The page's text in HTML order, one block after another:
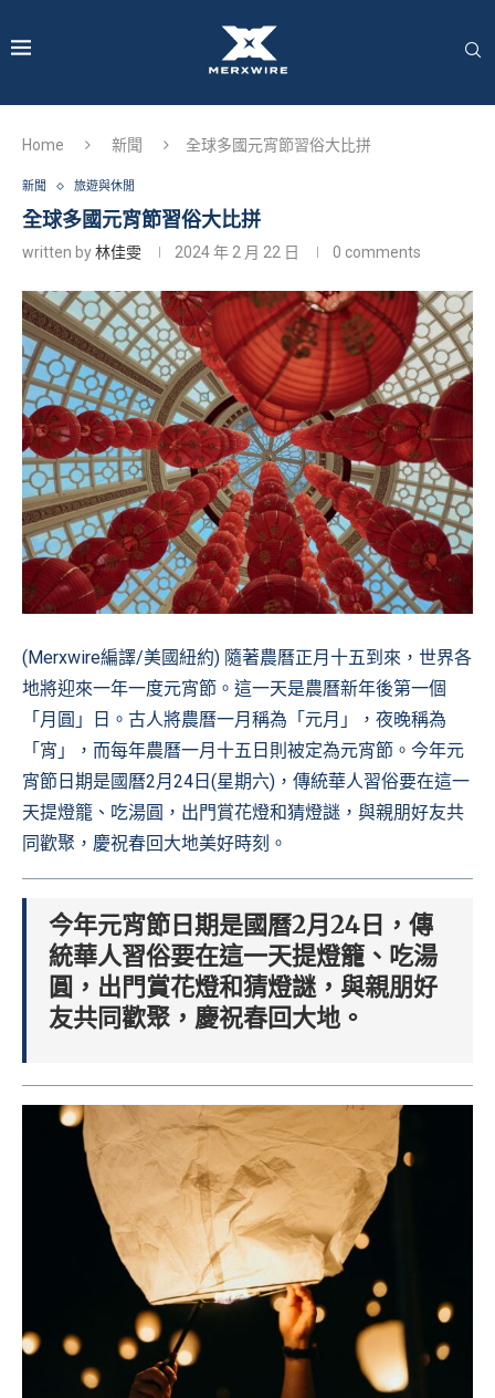
Home 新聞 全球多國元宵節習俗大比拼
新聞 旅遊與休閒
全球多國元宵節習俗大比拼
written by林佳雯 2024 年 2 月 22 日 0 comments
(Merxwire編譯/美國紐約) 隨著農曆正月十五到來，世界各
地將迎來一年一度元宵節。這一天是農曆新年後第一個
「月圓」日。古人將農曆一月稱為「元月」，夜晚稱為
「宵」，而每年農曆一月十五日則被定為元宵節。今年元
宵節日期是國曆2月24日(星期六)，傳統華人習俗要在這一
天提燈籠、吃湯圓，出門賞花燈和猜燈謎，與親朋好友共
同歡聚，慶祝春回大地美好時刻。
今年元宵節日期是國曆2月24日，傳
統華人習俗要在這一天提燈籠、吃湯
圓，出門賞花燈和猜燈謎，與親朋好
友共同歡聚，慶祝春回大地。